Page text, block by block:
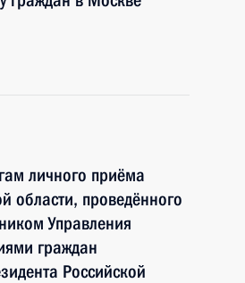
личного приёма
области, проведённого
Управления
граждан
Российской